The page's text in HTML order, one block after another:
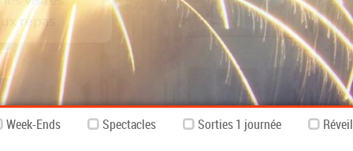
Week-Ends Spectacles Sorties 1 journée